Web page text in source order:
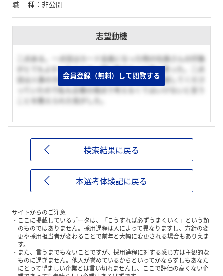
職種 ： 非公開
志望動機
二点ある。一点目はカード会員になった時の社員さんの印象
がとてもよかったことで一緒に働きたいと強く思った。二点
目は人事の方の印象が大きい。学生の視点でお話してくださ
っていたので私も企業の視点で考えなくてはいけないと言う
ことを教えられた気がした。
会員登録（無料）して閲覧する
検索結果に戻る
本選考体験記に戻る
サイトからのご注意
ここに掲載しているデータは、「こうすれば必ずうまくいく」という類
のものではありません。採用過程は人によって異なりますし、方針の変
更や採用担当者が変わることで前年と大幅に変更される場合もありえま
す。
また、言うまでもないことですが、採用過程に対する感じ方は主観的な
ものに過ぎません。他人が誉めているからといってかならずしもあなた
にとって望ましい企業とは言い切れませんし、ここで評価の高くない企